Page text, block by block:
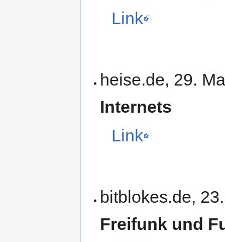
Link
heise.de, 29.
Internets
Link
bitblokes.de,
Freifunk und